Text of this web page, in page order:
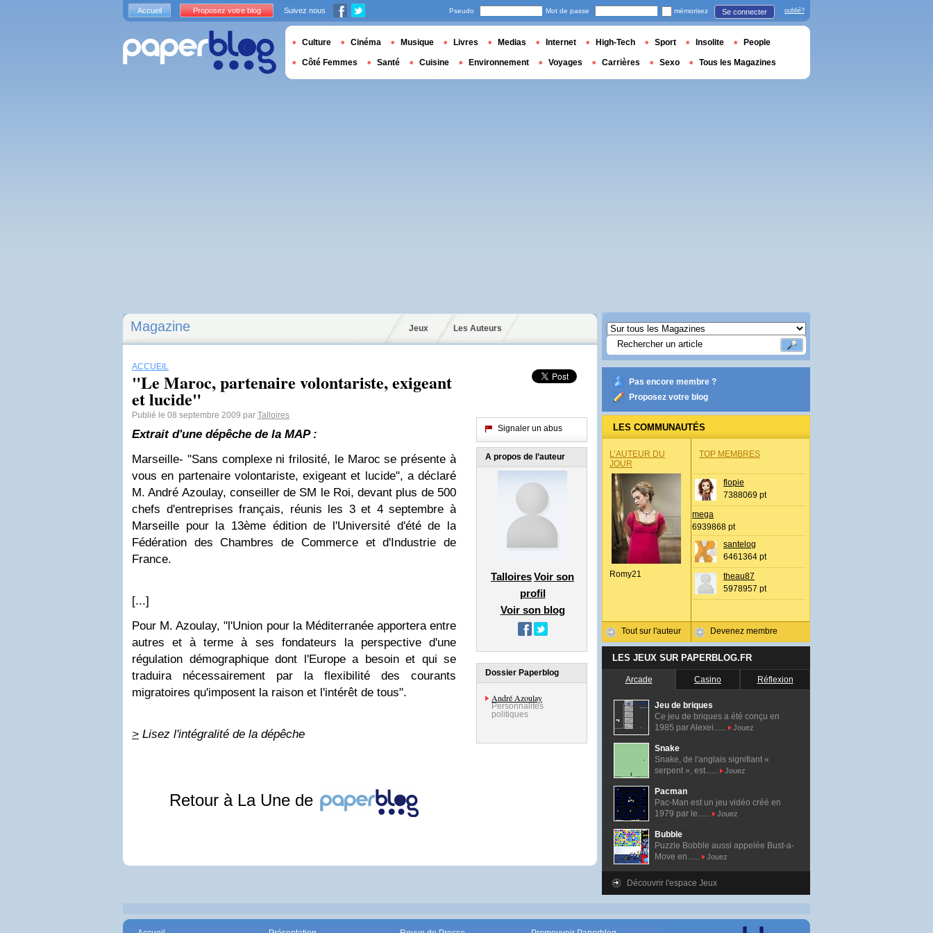
Magazine Jeux Les Auteurs
ACCUEIL
"Le Maroc, partenaire volontariste, exigeant
et lucide"
Publié le 08 septembre 2009 par Talloires
Extrait d'une dépêche de la MAP :
Marseille- "Sans complexe ni frilosité, le Maroc se présente à
vous en partenaire volontariste, exigeant et lucide", a déclaré
M. André Azoulay, conseiller de SM le Roi, devant plus de 500
chefs d'entreprises français, réunis les 3 et 4 septembre à
Marseille pour la 13ème édition de l'Université d'été de la
Fédération des Chambres de Commerce et d'Industrie de
France.
[...]
Pour M. Azoulay, "l'Union pour la Méditerranée apportera entre
autres et à terme à ses fondateurs la perspective d'une
régulation démographique dont l'Europe a besoin et qui se
traduira nécessairement par la flexibilité des courants
migratoires qu'imposent la raison et l'intérêt de tous".
> Lisez l'intégralité de la dépêche
Retour à La Une de
Signaler un abus
A propos de l’auteur
TalloiresVoir son
profil
Voir son blog
Dossier Paperblog
André Azoulay
Personnalités
politiques
Pas encore membre ?
Proposez votre blog
LES COMMUNAUTÉS
L’AUTEUR DU
JOUR
Romy21
Tout sur l'auteur
TOP MEMBRES
flopie
7388069 pt
mega
6939868 pt
santelog
6461364 pt
theau87
5978957 pt
Devenez membre
LES JEUX SUR PAPERBLOG.FR
Arcade Casino Réflexion
Jeu de briques
Ce jeu de briques a été conçu en
1985 par Alexei......
Jouez
Snake
Snake, de l'anglais signifiant «
serpent », est......
Jouez
Pacman
Pac-Man est un jeu vidéo créé en
1979 par le......
Jouez
Bubble
Puzzle Bobble aussi appelée Bust-a-
Move en......
Jouez
Découvrir l'espace Jeux
Accueil Proposez votre blog Suivez nous Pseudo Mot de passe mémorisez Se connecter oublié?
Culture Cinéma Musique Livres Medias Internet High-Tech Sport Insolite People
Côté Femmes Santé Cuisine Environnement Voyages Carrières Sexo Tous les Magazines